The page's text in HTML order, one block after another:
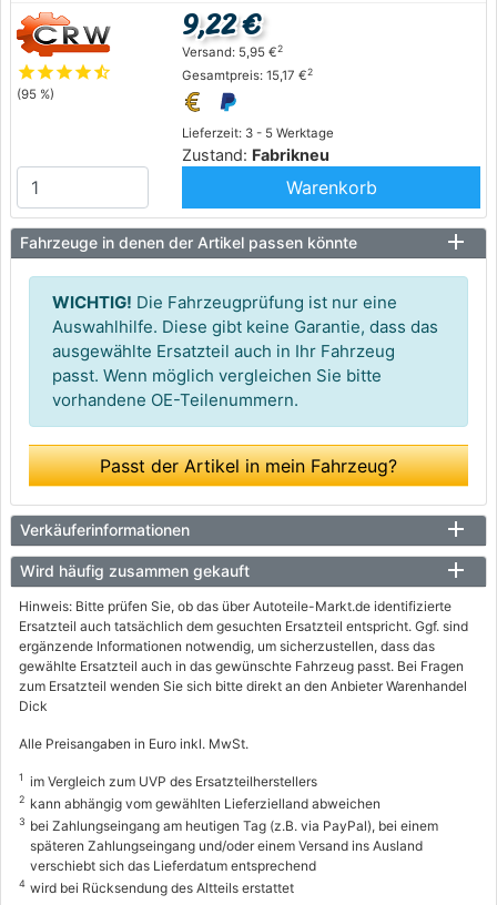
starstarstarstarstar_half
(95 %)
Lieferzeit: 3 - 5 Werktage
Zustand: Fabrikneu
9,22 €
Versand: 5,95 €2
Gesamtpreis: 15,17 €2
Warenkorb
Fahrzeuge in denen der Artikel passen könnte
WICHTIG! Die Fahrzeugprüfung ist nur eine
Auswahlhilfe. Diese gibt keine Garantie, dass das
ausgewählte Ersatzteil auch in Ihr Fahrzeug
passt. Wenn möglich vergleichen Sie bitte
vorhandene OE-Teilenummern.
Passt der Artikel in mein Fahrzeug?
Verkäuferinformationen
Wird häufig zusammen gekauft
Hinweis: Bitte prüfen Sie, ob das über Autoteile-Markt.de identifizierte
Ersatzteil auch tatsächlich dem gesuchten Ersatzteil entspricht. Ggf. sind
ergänzende Informationen notwendig, um sicherzustellen, dass das
gewählte Ersatzteil auch in das gewünschte Fahrzeug passt. Bei Fragen
zum Ersatzteil wenden Sie sich bitte direkt an den Anbieter Warenhandel
Dick
Alle Preisangaben in Euro inkl. MwSt.
1 im Vergleich zum UVP des Ersatzteilherstellers
2 kann abhängig vom gewählten Lieferzielland abweichen
3 bei Zahlungseingang am heutigen Tag (z.B. via PayPal), bei einem
späteren Zahlungseingang und/oder einem Versand ins Ausland
verschiebt sich das Lieferdatum entsprechend
4 wird bei Rücksendung des Altteils erstattet